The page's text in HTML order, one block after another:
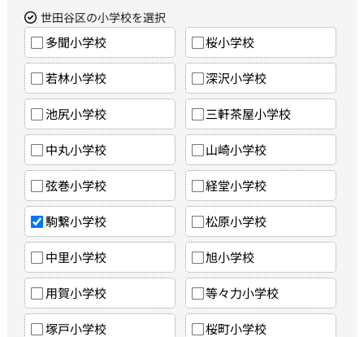
世田谷区の小学校を選択
多聞小学校 桜小学校
若林小学校 深沢小学校
池尻小学校 三軒茶屋小学校
中丸小学校 山崎小学校
弦巻小学校 経堂小学校
駒繋小学校 松原小学校
中里小学校 旭小学校
用賀小学校 等々力小学校
塚戸小学校 桜町小学校